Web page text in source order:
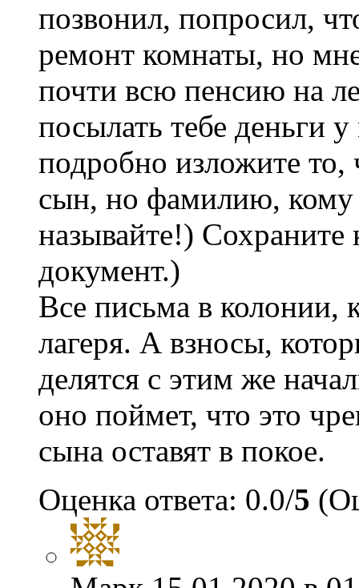
позвонил, попросил,
ремонт комнаты, но
почти всю пенсию на
посылать тебе деньги
подробно изложите то,
сын, но фамилию, кому
называйте!)
документ.)
Все письма в колонии,
лагеря. А взносы,
делятся с этим же
оно поймет, что это
сына оставят в покое.
Оценка ответа: 0.0/5